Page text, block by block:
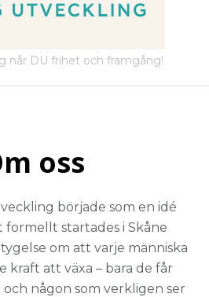
når DU frihet och framgång!
oss
började som en idé
startades i Skåne
om att varje människa
kraft att växa – bara de får
någon som verkligen ser